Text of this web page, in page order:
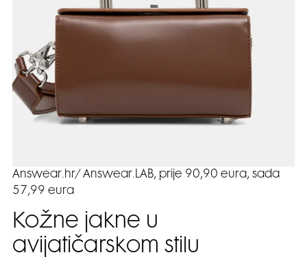
Answear.hr/ Answear.LAB, prije 90,90 eura, sada
57,99 eura
Kožne jakne u
avijatičarskom stilu